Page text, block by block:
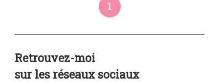
1
Retrouvez-moi
sur les réseaux sociaux